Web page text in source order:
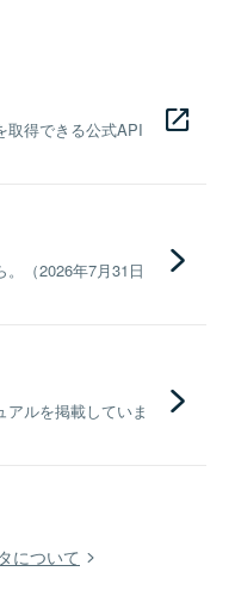
取得できる公式API
（2026年7月31日
ルを掲載していま
について